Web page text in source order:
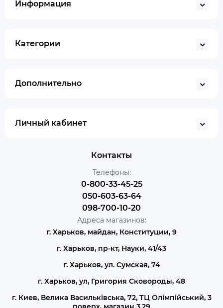
Информация
Категории
Дополнительно
Личный кабинет
Контакты
Телефоны:
0-800-33-45-25
050-603-63-64
098-700-10-20
Адреса магазинов:
г. Харьков, майдан, Конституции, 9
г. Харьков, пр-кт, Науки, 41/43
г. Харьков, ул. Сумская, 74
г. Харьков, ул, Григория Сковороды, 48
г. Киев, Велика Васильківська, 72, ТЦ Олімпійський, 3